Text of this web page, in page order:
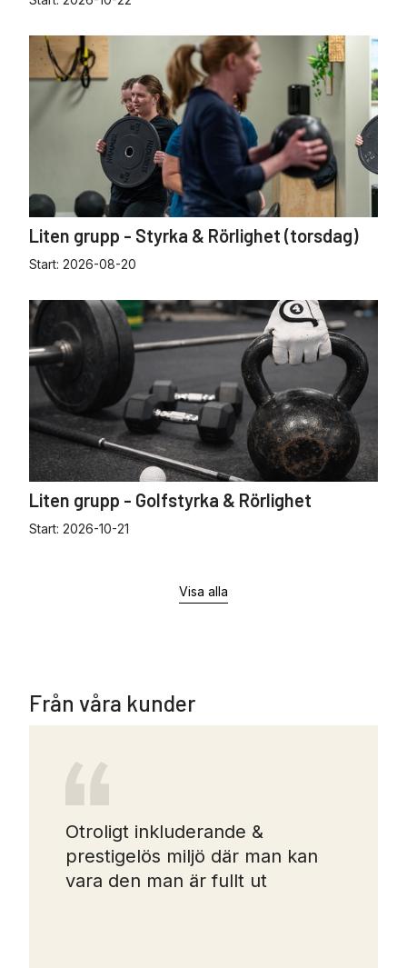
Liten grupp - Styrka & Rörlighet (torsdag)
Start: 2026-08-20
Liten grupp - Golfstyrka & Rörlighet
Start: 2026-10-21
Visa alla
Från våra kunder
Otroligt inkluderande &
prestigelös miljö där man kan
vara den man är fullt ut